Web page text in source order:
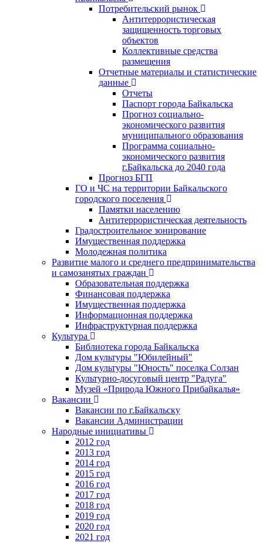
Потребительский рынок
Антитеррористическая
защищенность торговых
объектов
Коллективные средства
размещения
Отчетные материалы и статистические
данные
Отчеты
Паспорт города Байкальска
Прогноз социально-
экономического развития
муниципального образования
Программа социально-
экономического развития
г.Байкальска до 2040 года
Прогноз БГП
ГО и ЧС на территории Байкальского
городского поселения
Памятки населению
Антитеррористическая деятельность
Градостроительное зонирование
Имущественная поддержка
Молодежная политика
Развитие малого и среднего предпринимательства
и самозанятых граждан
Образовательная поддержка
Финансовая поддержка
Имущественная поддержка
Информационная поддержка
Инфраструктурная поддержка
Культура
Библиотека города Байкальска
Дом культуры "Юбилейный"
Дом культуры "Юность" поселка Солзан
Культурно-досуговый центр "Радуга"
Музей «Природа Южного Прибайкалья»
Вакансии
Вакансии по г.Байкальску
Вакансии Администрации
Народные инициативы
2012 год
2013 год
2014 год
2015 год
2016 год
2017 год
2018 год
2019 год
2020 год
2021 год